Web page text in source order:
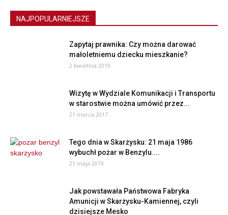
NAJPOPULARNIEJSZE
Zapytaj prawnika: Czy można darować
małoletniemu dziecku mieszkanie?
2 kwietnia 2019
Wizytę w Wydziale Komunikacji i Transportu
w starostwie można umówić przez...
21 marca 2017
Tego dnia w Skarżysku: 21 maja 1986
wybuchł pożar w Benzylu....
21 maja 2019
Jak powstawała Państwowa Fabryka
Amunicji w Skarżysku-Kamiennej, czyli
dzisiejsze Mesko